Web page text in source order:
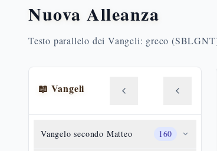
Nuova Alleanza
Testo parallelo dei Vangeli: greco
📖 Vangeli
Vangelo secondo Matteo 160